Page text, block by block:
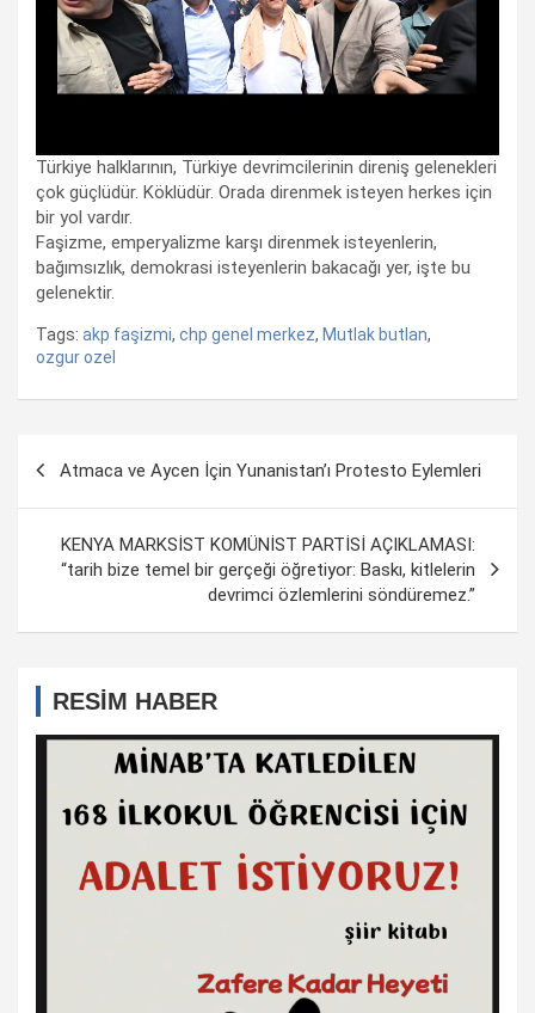
Türkiye halklarının, Türkiye devrimcilerinin direniş gelenekleri
çok güçlüdür. Köklüdür. Orada direnmek isteyen herkes için
bir yol vardır.
Faşizme, emperyalizme karşı direnmek isteyenlerin,
bağımsızlık, demokrasi isteyenlerin bakacağı yer, işte bu
gelenektir.
Tags: akp faşizmi, chp genel merkez, Mutlak butlan,
ozgur ozel
Atmaca ve Aycen İçin Yunanistan’ı Protesto Eylemleri
KENYA MARKSİST KOMÜNİST PARTİSİ AÇIKLAMASI:
“tarih bize temel bir gerçeği öğretiyor: Baskı, kitlelerin
devrimci özlemlerini söndüremez.”
RESİM HABER